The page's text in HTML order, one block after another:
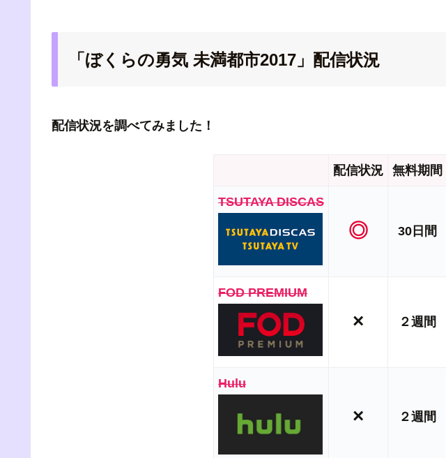
「ぼくらの勇気 未満都市2017」配信状況
配信状況を調べてみました！
配信状況 無料期間
TSUTAYA DISCAS
◎ 30日間
FOD PREMIUM
× ２週間
Hulu
× ２週間